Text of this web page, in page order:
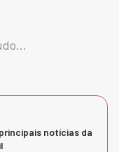
notícias da